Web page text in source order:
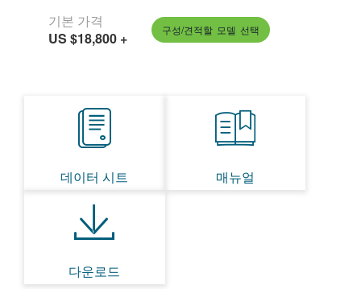
기본 가격
US $18,800 + 구성/견적할 모델 선택
데이터 시트 매뉴얼
다운로드